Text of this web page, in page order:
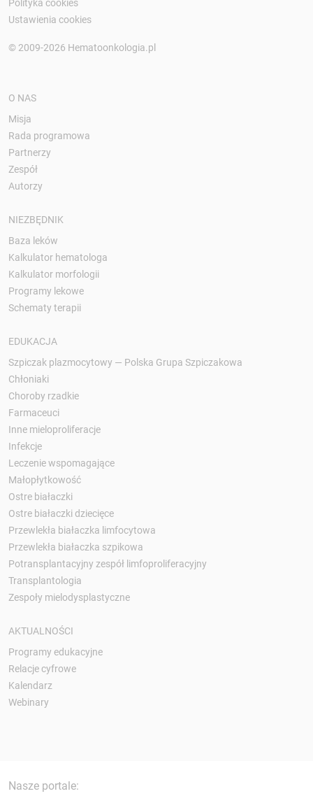
Polityka cookies
Ustawienia cookies
© 2009-2026 Hematoonkologia.pl
O NAS
Misja
Rada programowa
Partnerzy
Zespół
Autorzy
NIEZBĘDNIK
Baza leków
Kalkulator hematologa
Kalkulator morfologii
Programy lekowe
Schematy terapii
EDUKACJA
Szpiczak plazmocytowy — Polska Grupa Szpiczakowa
Chłoniaki
Choroby rzadkie
Farmaceuci
Inne mieloproliferacje
Infekcje
Leczenie wspomagające
Małopłytkowość
Ostre białaczki
Ostre białaczki dziecięce
Przewlekła białaczka limfocytowa
Przewlekła białaczka szpikowa
Potransplantacyjny zespół limfoproliferacyjny
Transplantologia
Zespoły mielodysplastyczne
AKTUALNOŚCI
Programy edukacyjne
Relacje cyfrowe
Kalendarz
Webinary
Nasze portale: